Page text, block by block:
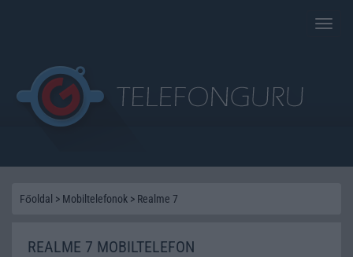
Toggle
Főoldal > Mobiltelefonok > Realme 7
REALME 7 MOBILTELEFON